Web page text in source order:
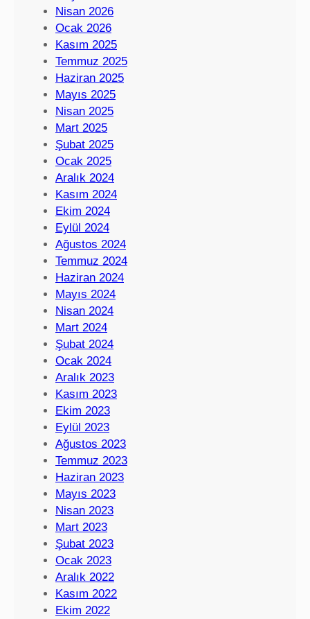
Nisan 2026
Ocak 2026
Kasım 2025
Temmuz 2025
Haziran 2025
Mayıs 2025
Nisan 2025
Mart 2025
Şubat 2025
Ocak 2025
Aralık 2024
Kasım 2024
Ekim 2024
Eylül 2024
Ağustos 2024
Temmuz 2024
Haziran 2024
Mayıs 2024
Nisan 2024
Mart 2024
Şubat 2024
Ocak 2024
Aralık 2023
Kasım 2023
Ekim 2023
Eylül 2023
Ağustos 2023
Temmuz 2023
Haziran 2023
Mayıs 2023
Nisan 2023
Mart 2023
Şubat 2023
Ocak 2023
Aralık 2022
Kasım 2022
Ekim 2022